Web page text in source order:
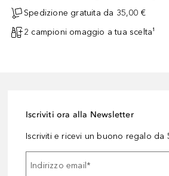
Spedizione gratuita da 35,00 €
2 campioni omaggio a tua scelta¹
Iscriviti ora alla Newsletter
Iscriviti e ricevi un buono regalo da
Indirizzo email*